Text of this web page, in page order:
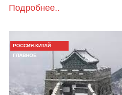
Подробнее..
РОССИЯ-КИТАЙ:
ГЛАВНОЕ